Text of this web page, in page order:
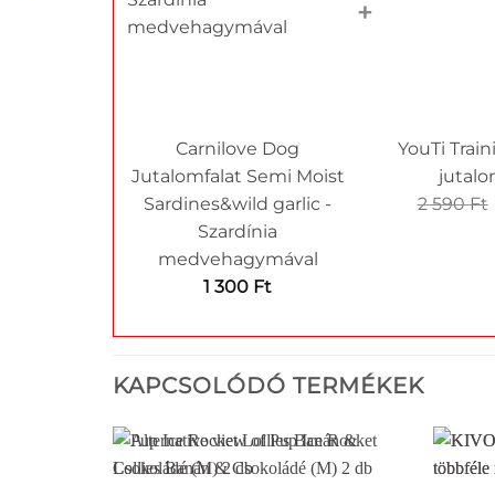
Carnilove Dog
Jutalomfalat Semi Moist
Sardines&wild garlic -
Szardínia
medvehagymával
1 300 Ft
+
YouTi
2 590Ft
KAPCSOLÓDÓ TERMÉKEK